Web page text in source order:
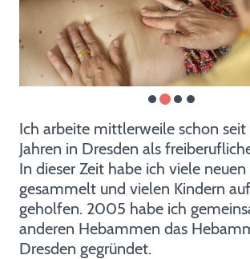
Ich arbeite mittlerweile schon
Jahren in Dresden als
In dieser Zeit habe ich viele
gesammelt und vielen Kindern
geholfen. 2005 habe ich
anderen Hebammen das
Dresden gegründet.